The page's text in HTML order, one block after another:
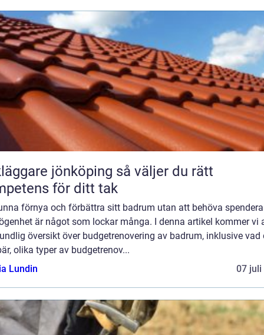
jönköping så väljer du rätt
för ditt tak
förnya och förbättra sitt badrum utan att behöva
är något som lockar många. I denna artikel kommer vi
översikt över budgetrenovering av badrum, inklusive vad
olika typer av budgetrenov...
Lundin
07 juli